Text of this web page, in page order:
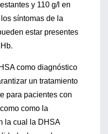
y 110 g/l en
síntomas de la
estar presentes
como diagnóstico
un tratamiento
para pacientes con
como la
la cual la DHSA